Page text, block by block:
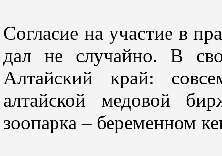
Согласие на участие в
дал не случайно. В
Алтайский край:
алтайской медовой
зоопарка – беременном